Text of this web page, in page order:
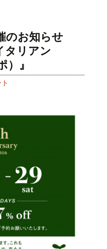
のお知らせ
タリアン
）』